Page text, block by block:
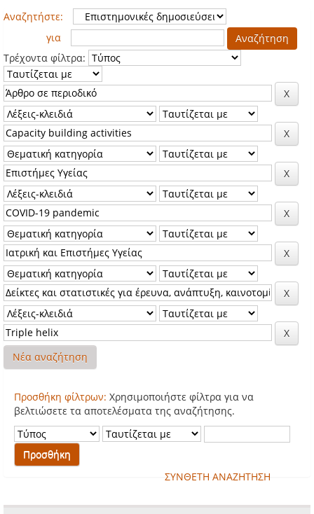
Αναζητήστε:
για
Τρέχοντα φίλτρα:
Νέα αναζήτηση
Προσθήκη φίλτρων: Χρησιμοποιήστε φίλτρα για να
βελτιώσετε τα αποτελέσματα της αναζήτησης.
ΣΥΝΘΕΤΗ ΑΝΑΖΗΤΗΣΗ